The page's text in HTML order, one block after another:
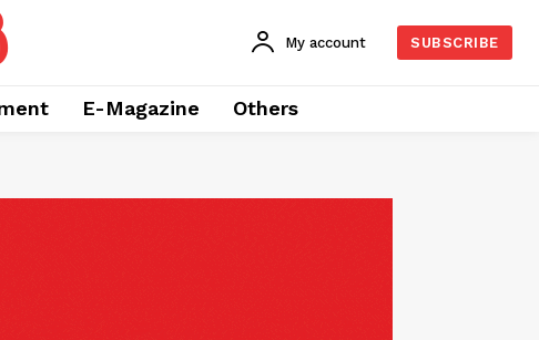
My account SUBSCRIBE
E-Magazine Others